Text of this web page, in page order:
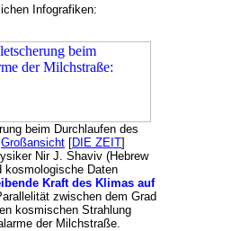
Infografiken:
beim Durchlaufen des
Großansicht [DIE ZEIT]
Nir J. Shaviv (Hebrew
kosmologische Daten
Kraft des Klimas auf
zwischen dem Grad
kosmischen Strahlung
der Milchstraße.